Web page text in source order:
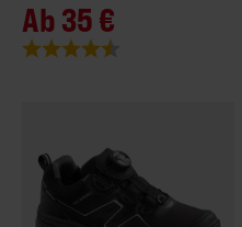
Ab35 €
Bewertung: